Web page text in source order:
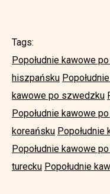
Tags:
Popołudnie kawowe
hiszpańsku
kawowe po szwedzku
Popołudnie kawowe
koreańsku Popołudnie
Popołudnie kawowe
turecku Popołudnie